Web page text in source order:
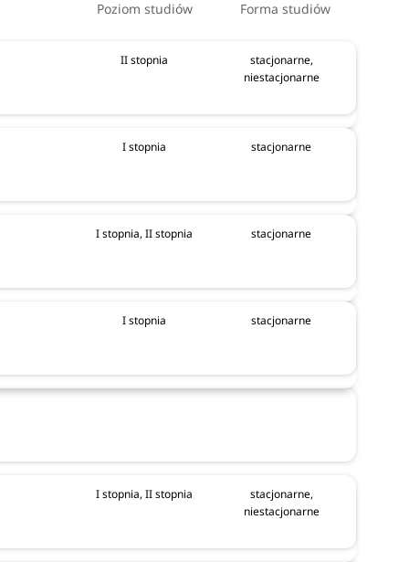
(1
Poziom studiów Forma studiów
II stopnia
stacjonarne,
niestacjonarne
I stopnia stacjonarne
I stopnia, II stopnia stacjonarne
I stopnia stacjonarne
I stopnia, II stopnia
stacjonarne,
niestacjonarne